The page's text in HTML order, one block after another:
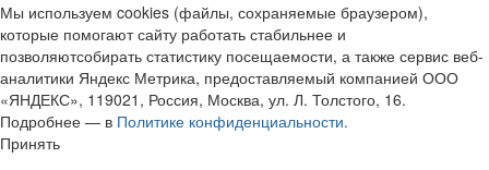
Мы используем cookies (файлы, сохраняемые браузером),
которые помогают сайту работать стабильнее и
позволяютсобирать статистику посещаемости, а также сервис веб-
аналитики Яндекс Метрика, предоставляемый компанией ООО
«ЯНДЕКС», 119021, Россия, Москва, ул. Л. Толстого, 16.
Подробнее — в Политике конфиденциальности.
Принять